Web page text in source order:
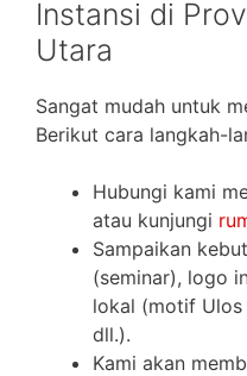
Instansi di
Utara
Sangat mudah untuk
Berikut cara langkah-
Hubungi kami
atau kunjungi
Sampaikan
(seminar), logo
lokal (motif Ulos
dll.).
Kami akan